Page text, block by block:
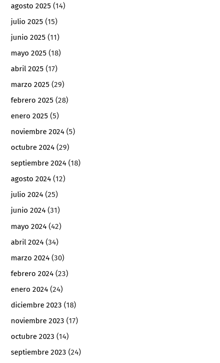
agosto 2025 (14)
julio 2025 (15)
junio 2025 (11)
mayo 2025 (18)
abril 2025 (17)
marzo 2025 (29)
febrero 2025 (28)
enero 2025 (5)
noviembre 2024 (5)
octubre 2024 (29)
septiembre 2024 (18)
agosto 2024 (12)
julio 2024 (25)
junio 2024 (31)
mayo 2024 (42)
abril 2024 (34)
marzo 2024 (30)
febrero 2024 (23)
enero 2024 (24)
diciembre 2023 (18)
noviembre 2023 (17)
octubre 2023 (14)
septiembre 2023 (24)